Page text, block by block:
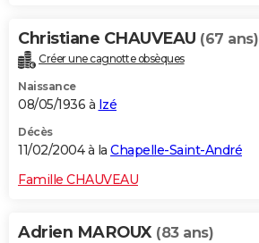
Christiane CHAUVEAU (67 ans)
Créer une cagnotte obsèques
Naissance
08/05/1936 à Izé
Décès
11/02/2004 à la Chapelle-Saint-André
Famille CHAUVEAU
Adrien MAROUX (83 ans)